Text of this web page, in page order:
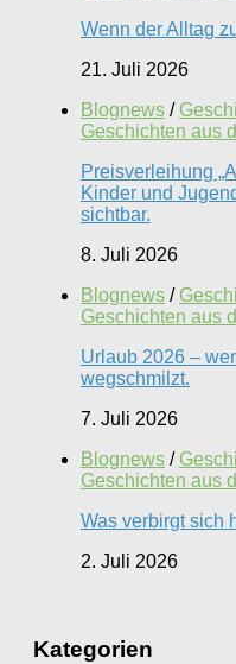
Wenn der Alltag
21. Juli 2026
Blognews /
Geschichten aus
Preisverleihung
Kinder und
sichtbar.
8. Juli 2026
Blognews /
Geschichten aus
Urlaub 2026 –
wegschmilzt.
7. Juli 2026
Blognews /
Geschichten aus
Was verbirgt sich
2. Juli 2026
Kategorien